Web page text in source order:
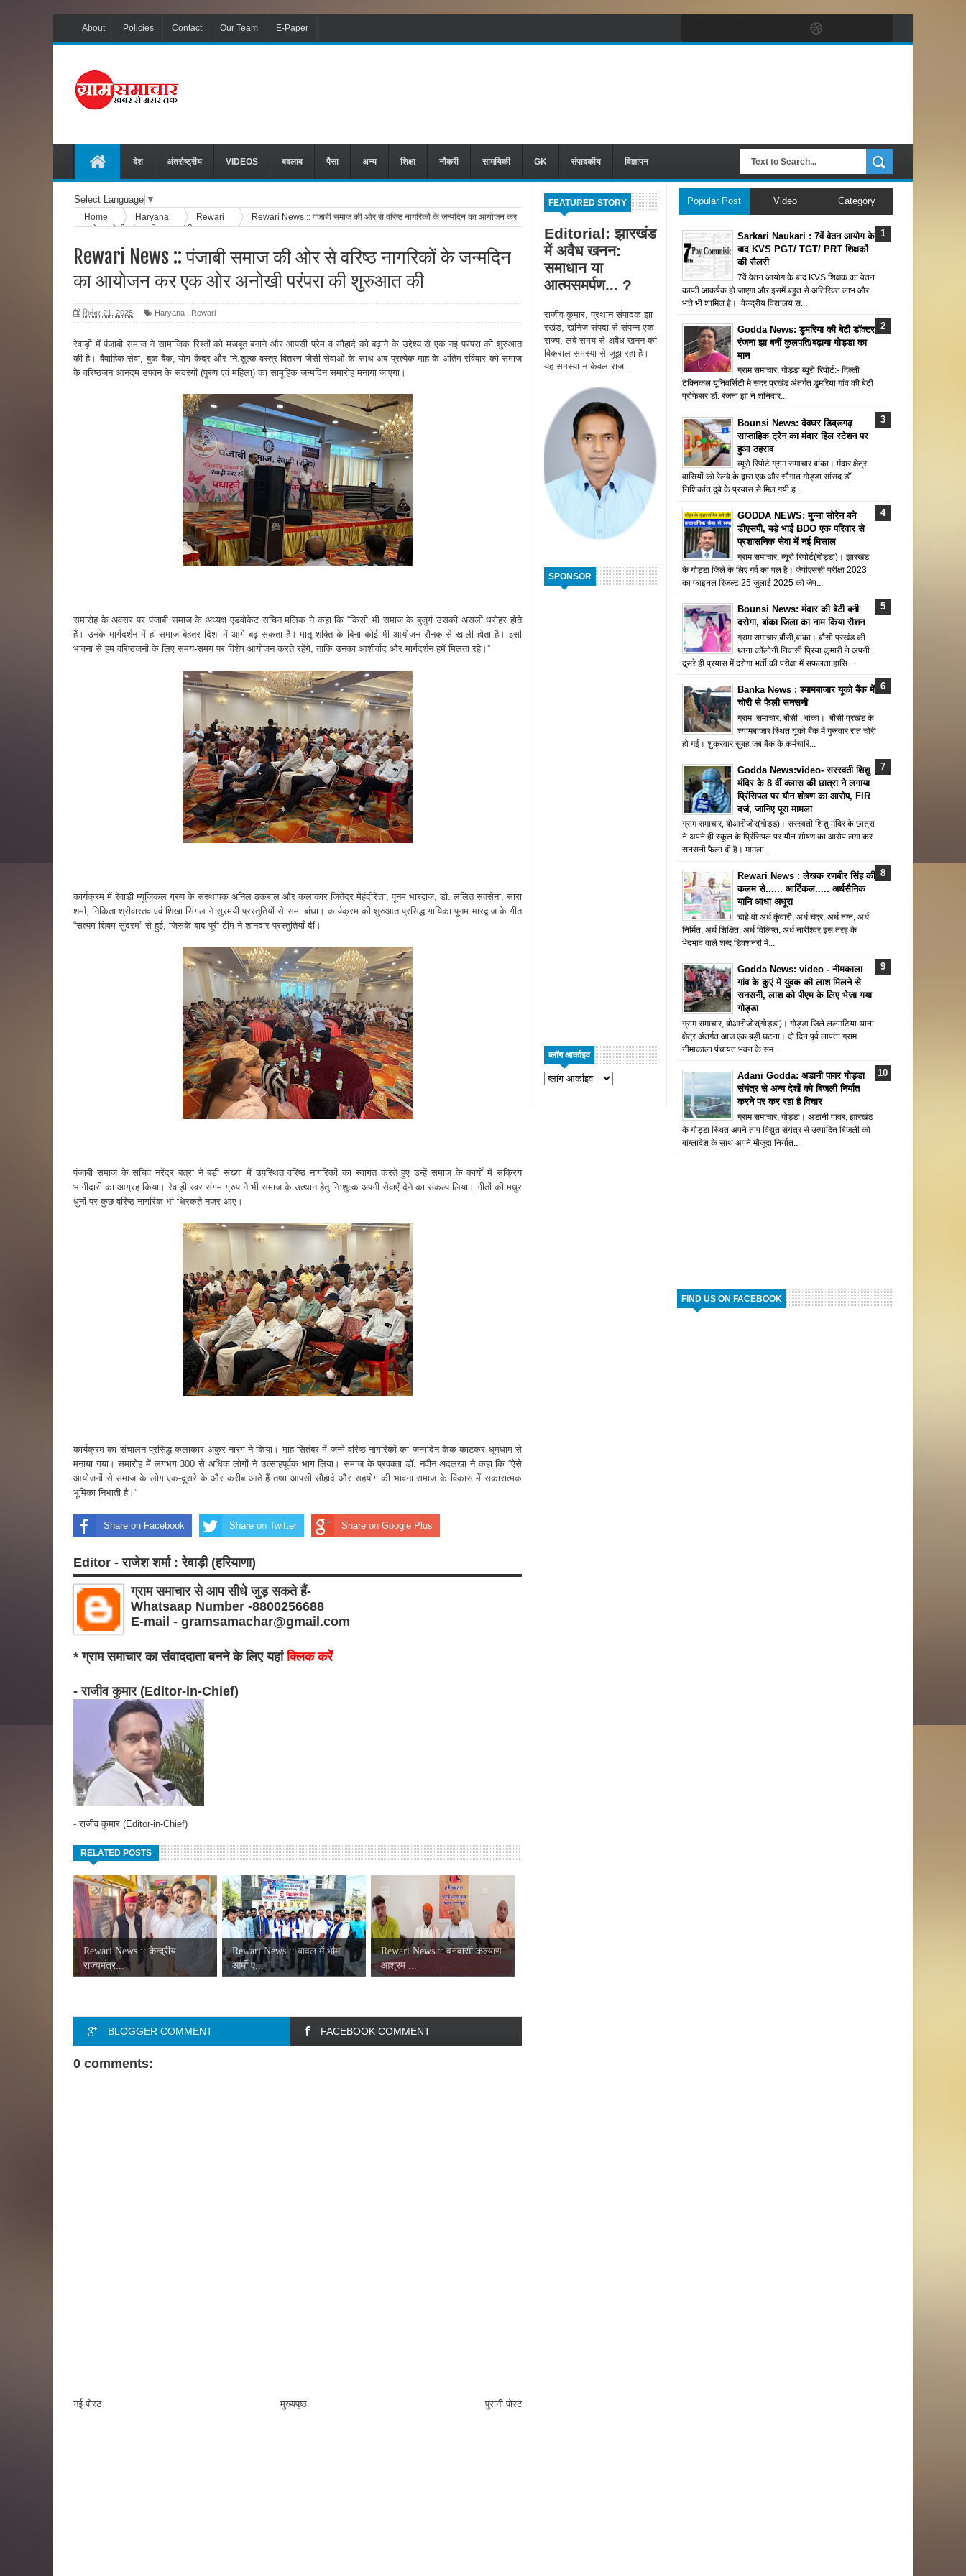
About Policies Contact Our Team E-Paper
देश अंतर्राष्ट्रीय VIDEOS बदलाव पैसा अन्य शिक्षा नौकरी सामयिकी GK संपादकीय विज्ञापन
FEATURED STORY
Editorial: झारखंड
में अवैध खनन:
समाधान या
आत्मसमर्पण... ?
राजीव कुमार, प्रथान संपादक झा
रखंड, खनिज संपदा से संपन्न एक
राज्य, लंबे समय से अवैध खनन की
विकराल समस्या से जूझ रहा है।
यह समस्या न केवल राज...
SPONSOR
ब्लॉग आर्काइव
Select Language ▼
Home Haryana Rewari
Rewari News :: पंजाबी समाज की ओर से वरिष्ठ नागरिकों के जन्मदिन का आयोजन कर
एक ओर अनोखी परंपरा की शुरुआत की
Rewari News :: पंजाबी समाज की ओर से वरिष्ठ नागरिकों के जन्मदिन
का आयोजन कर एक ओर अनोखी परंपरा की शुरुआत की
सितंबर 21, 2025 Haryana Rewari
रेवाड़ी में पंजाबी समाज ने सामाजिक रिश्तों को मजबूत बनाने और आपसी प्रेम व सौहार्द को बढ़ाने के उद्देश्य से एक नई परंपरा की शुरुआत
की है। वैवाहिक सेवा, बुक बैंक, योग केंद्र और नि:शुल्क वस्त्र वितरण जैसी सेवाओं के साथ अब प्रत्येक माह के अंतिम रविवार को समाज
के वरिष्ठजन आनंदम उपवन के सदस्यों (पुरुष एवं महिला) का सामूहिक जन्मदिन समारोह मनाया जाएगा।
समारोह के अवसर पर पंजाबी समाज के अध्यक्ष एडवोकेट सचिन मलिक ने कहा कि “किसी भी समाज के बुजुर्ग उसकी असली धरोहर होते
हैं। उनके मार्गदर्शन में ही समाज बेहतर दिशा में आगे बढ़ सकता है। मातृ शक्ति के बिना कोई भी आयोजन रौनक से खाली होता है। इसी
भावना से हम वरिष्ठजनों के लिए समय-समय पर विशेष आयोजन करते रहेंगे, ताकि उनका आशीर्वाद और मार्गदर्शन हमें मिलता रहे।”
कार्यक्रम में रेवाड़ी म्यूजिकल ग्रुप के संस्थापक अनिल ठकराल और कलाकार जितेंद्र मेहंदीरेत्ता, पूनम भारद्वाज, डॉ. ललित सक्सेना, सारा
शर्मा, निकिता श्रीवास्तव एवं शिखा सिंगल ने सुरमयी प्रस्तुतियों से समा बांधा। कार्यक्रम की शुरुआत प्रसिद्ध गायिका पूनम भारद्वाज के गीत
“सत्यम शिवम सुंदरम” से हुई, जिसके बाद पूरी टीम ने शानदार प्रस्तुतियाँ दीं।
पंजाबी समाज के सचिव नरेंद्र बत्रा ने बड़ी संख्या में उपस्थित वरिष्ठ नागरिकों का स्वागत करते हुए उन्हें समाज के कार्यों में सक्रिय
भागीदारी का आग्रह किया। रेवाड़ी स्वर संगम ग्रुप ने भी समाज के उत्थान हेतु नि:शुल्क अपनी सेवाएँ देने का संकल्प लिया। गीतों की मधुर
धुनों पर कुछ वरिष्ठ नागरिक भी थिरकते नज़र आए।
कार्यक्रम का संचालन प्रसिद्ध कलाकार अंकुर नारंग ने किया। माह सितंबर में जन्मे वरिष्ठ नागरिकों का जन्मदिन केक काटकर धूमधाम से
मनाया गया। समारोह में लगभग 300 से अधिक लोगों ने उत्साहपूर्वक भाग लिया। समाज के प्रवक्ता डॉ. नवीन अदलखा ने कहा कि “ऐसे
आयोजनों से समाज के लोग एक-दूसरे के और करीब आते हैं तथा आपसी सौहार्द और सहयोग की भावना समाज के विकास में सकारात्मक
भूमिका निभाती है।”
Share on Facebook Share on Twitter Share on Google Plus
Editor - राजेश शर्मा : रेवाड़ी (हरियाणा)
ग्राम समाचार से आप सीधे जुड़ सकते हैं-
Whatsaap Number -8800256688
E-mail - gramsamachar@gmail.com
* ग्राम समाचार का संवाददाता बनने के लिए यहांक्लिक करें
- राजीव कुमार (Editor-in-Chief)
- राजीव कुमार (Editor-in-Chief)
RELATED POSTS
Rewari News :: केन्द्रीय
राज्यमंत्र...
Rewari News :: बावल में भीम
आर्मी ए...
Rewari News :: वनवासी कल्याण
आश्रम ...
BLOGGER COMMENT FACEBOOK COMMENT
0 comments:
नई पोस्ट पुरानी पोस्ट
मुख्यपृष्ठ
Popular Post Video Category
Sarkari Naukari : 7वें वेतन आयोग के
बाद KVS PGT/ TGT/ PRT शिक्षकों
की सैलरी
7वें वेतन आयोग के बाद KVS शिक्षक का वेतन
काफी आकर्षक हो जाएगा और इसमें बहुत से अतिरिक्त लाभ और
भत्ते भी शामिल हैं। केन्द्रीय विद्यालय स...
Godda News: डुमरिया की बेटी डॉक्टर
रंजना झा बनीं कुलपति/बढ़ाया गोड्डा का
मान
ग्राम समाचार, गोड्डा ब्यूरो रिपोर्ट:- दिल्ली
टेक्निकल यूनिवर्सिटी मे सदर प्रखंड अंतर्गत डुमरिया गांव की बेटी
प्रोफेसर डॉ. रंजना झा ने शनिवार...
Bounsi News: देवघर डिब्रूगढ़
साप्ताहिक ट्रेन का मंदार हिल स्टेशन पर
हुआ ठहराव
ब्यूरो रिपोर्ट ग्राम समाचार बांका। मंदार क्षेत्र
वासियों को रेलवे के द्वारा एक और सौगात गोड्डा सांसद डॉ
निशिकांत दुबे के प्रयास से मिल गयी ह...
GODDA NEWS: मुन्ना सोरेन बने
डीएसपी, बड़े भाई BDO एक परिवार से
प्रशासनिक सेवा में नई मिसाल
ग्राम समाचार, ब्यूरो रिपोर्ट(गोड्डा)। झारखंड
के गोड्डा जिले के लिए गर्व का पल है। जेपीएससी परीक्षा 2023
का फाइनल रिजल्ट 25 जुलाई 2025 को जेप...
Bounsi News: मंदार की बेटी बनी
दरोगा, बांका जिला का नाम किया रौशन
ग्राम समाचार,बौंसी,बांका। बौंसी प्रखंड की
थाना कॉलोनी निवासी प्रिया कुमारी ने अपनी
दूसरे ही प्रयास में दरोगा भर्ती की परीक्षा में सफलता हासि...
Banka News : श्यामबाजार यूको बैंक में
चोरी से फैली सनसनी
ग्राम समाचार, बौंसी , बांका। बौंसी प्रखंड के
श्यामबाजार स्थित यूको बैंक में गुरूवार रात चोरी
हो गई। शुक्रवार सुबह जब बैंक के कर्मचारि...
Godda News:video- सरस्वती शिशु
मंदिर के 8 वीं क्लास की छात्रा ने लगाया
प्रिंसिपल पर यौन शोषण का आरोप, FIR
दर्ज, जानिए पूरा मामला
ग्राम समाचार, बोआरीजोर(गोड्ड)। सरस्वती शिशु मंदिर के छात्रा
ने अपने ही स्कूल के प्रिंसिपल पर यौन शोषण का आरोप लगा कर
सनसनी फैला दी है। मामला...
Rewari News : लेखक रणबीर सिंह की
कलम से...... आर्टिकल..... अर्धसैनिक
यानि आधा अधूरा
चाहे वो अर्ध कुंवारी, अर्ध चंद्र, अर्ध नग्न, अर्ध
निर्मित, अर्ध शिक्षित, अर्ध विलिप्त, अर्ध नारीश्वर इस तरह के
भेदभाव वाले शब्द डिक्शनरी में...
Godda News: video - नीमकाला
गांव के कुएं में युवक की लाश मिलने से
सनसनी, लाश को पीएम के लिए भेजा गया
गोड्डा
ग्राम समाचार, बोआरीजोर(गोड्डा)। गोड्डा जिले ललमटिया थाना
क्षेत्र अंतर्गत आज एक बड़ी घटना। दो दिन पुर्व लापता ग्राम
नीमाकाला पंचायत भवन के सम...
Adani Godda: अडानी पावर गोड्डा
संयंत्र से अन्य देशों को बिजली निर्यात
करने पर कर रहा है विचार
ग्राम समाचार, गोड्डा। अडानी पावर, झारखंड
के गोड्डा स्थित अपने ताप विद्युत संयंत्र से उत्पादित बिजली को
बांग्लादेश के साथ अपने मौजूदा निर्यात...
FIND US ON FACEBOOK